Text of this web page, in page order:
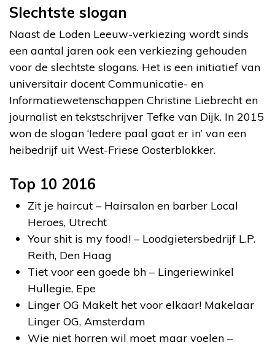
Slechtste slogan
Naast de Loden Leeuw-verkiezing wordt sinds
een aantal jaren ook een verkiezing gehouden
voor de slechtste slogans. Het is een initiatief van
universitair docent Communicatie- en
Informatiewetenschappen Christine Liebrecht en
journalist en tekstschrijver Tefke van Dijk. In 2015
won de slogan ‘Iedere paal gaat er in’ van een
heibedrijf uit West-Friese Oosterblokker.
Top 10 2016
Zit je haircut – Hairsalon en barber Local
Heroes, Utrecht
Your shit is my food! – Loodgietersbedrijf L.P.
Reith, Den Haag
Tiet voor een goede bh – Lingeriewinkel
Hullegie, Epe
Linger OG Makelt het voor elkaar! Makelaar
Linger OG, Amsterdam
Wie niet horren wil moet maar voelen –